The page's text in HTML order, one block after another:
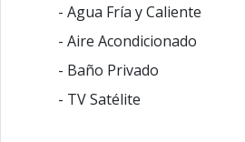
- Agua Fría y Caliente
- Aire Acondicionado
- Baño Privado
- TV Satélite